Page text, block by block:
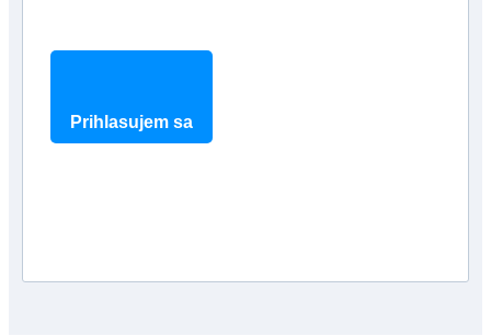
Prihlasujem sa